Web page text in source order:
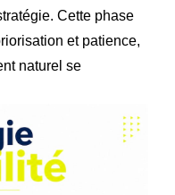
Cette phase
et patience,
naturel se